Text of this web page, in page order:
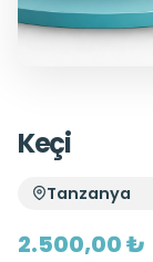
Keçi
Tanzanya
2.500,00 ₺